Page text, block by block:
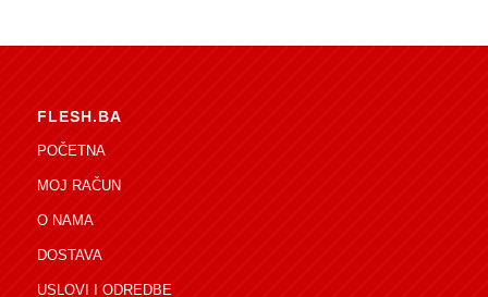
FLESH.BA
POČETNA
MOJ RAČUN
O NAMA
DOSTAVA
USLOVI I ODREDBE